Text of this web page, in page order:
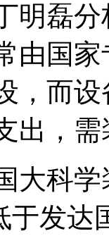
明磊
由国
，而
出，
大科
于发达